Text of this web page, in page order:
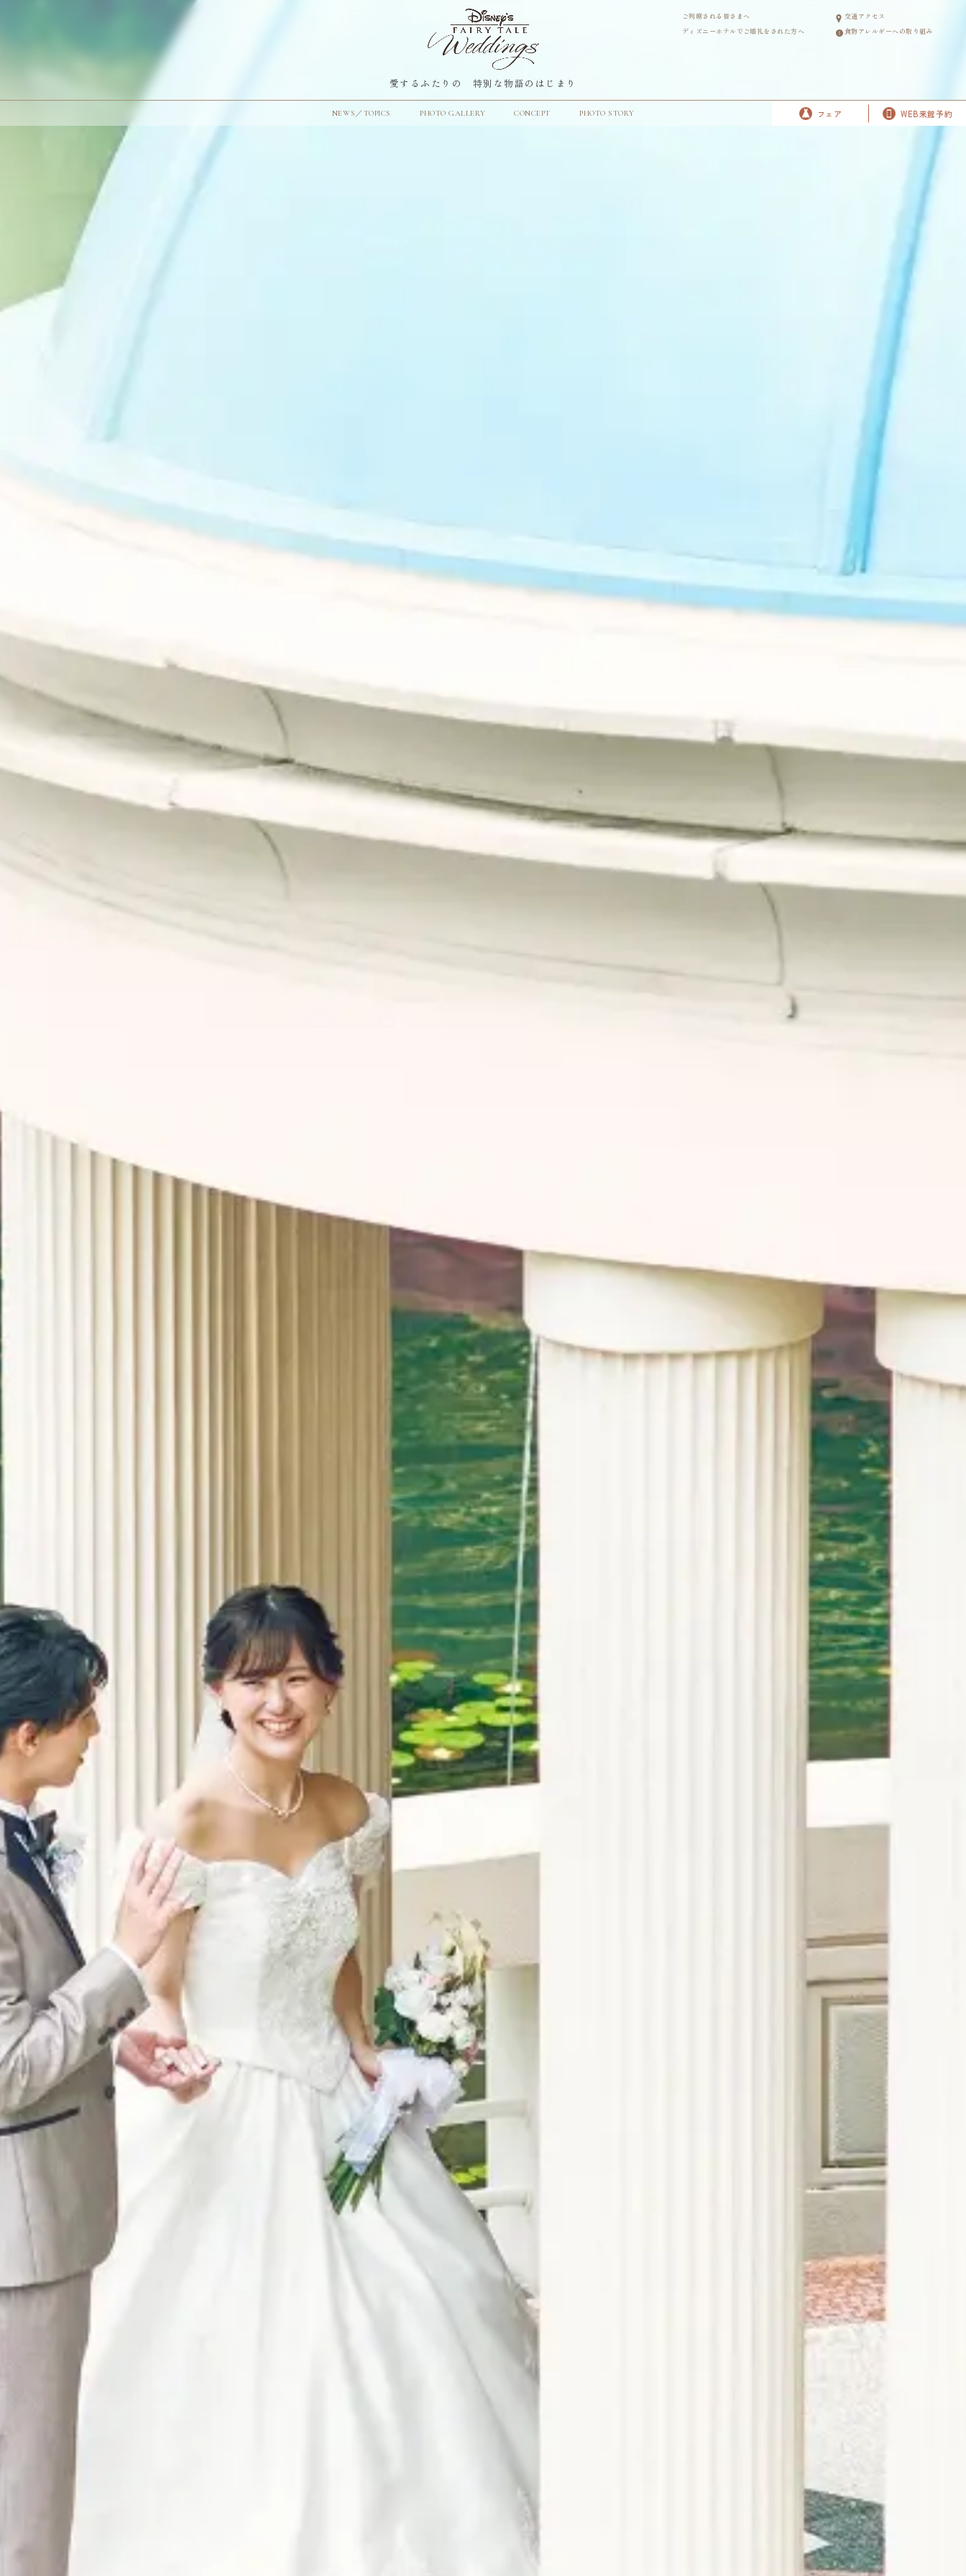
愛するふたりの 特別な物語のはじまり
ご列席される皆さまへ
ディズニーホテルでご婚礼をされた方へ
交通アクセス
食物アレルギーへの取り組み
NEWS／TOPICS PHOTO GALLERY CONCEPT PHOTO STORY フェア WEB来館予約